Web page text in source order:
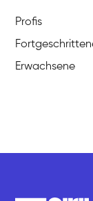
Profis
Erwachsene